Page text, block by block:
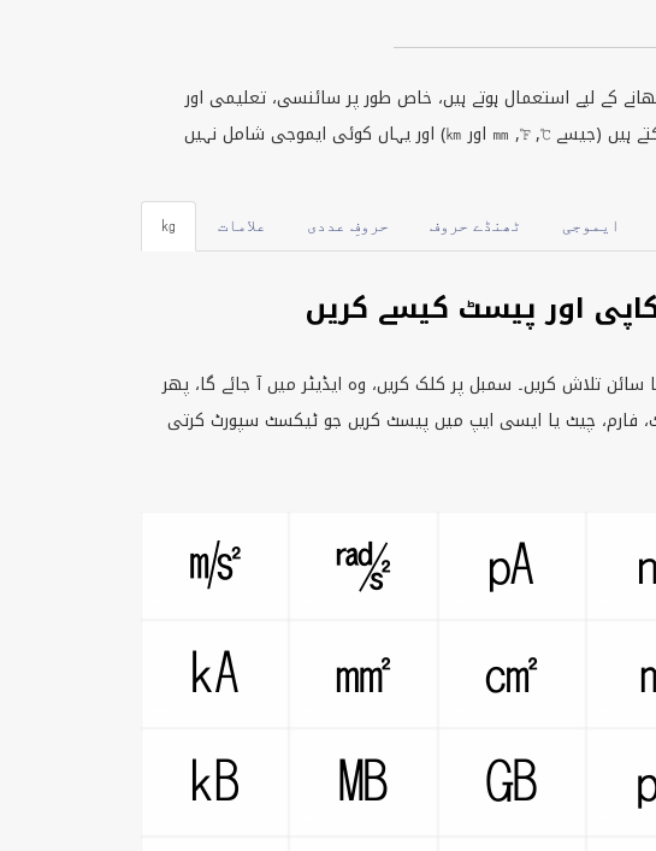
کے لیے استعمال ہوتے ہیں، خاص طور پر سائنسی، تعلیمی اور
ٹیکنیکل لکھائی میں۔ اس صفحے پر آپ کو کی بورڈ یونٹ سمبل ملیں گے جو آپ آسانی سے کاپی پیسٹ کر سکتے ہیں (جیسے ℃, ℉, ㎜ اور ㎞) اور یہاں کوئی ایموجی شامل نہیں
㎏ علامات حروفِ عددی ٹھنڈے حروف ایموجی
اور پیسٹ کیسے کریں
تلاش کریں۔ سمبل پر کلک کریں، وہ ایڈیٹر میں آ جائے گا، پھر
فارم، چیٹ یا ایسی ایپ میں پیسٹ کریں جو ٹیکسٹ سپورٹ کرتی
㎨ ㎯ ㎀
㎄
㎟ ㎠
㎅
㎆ ㎇